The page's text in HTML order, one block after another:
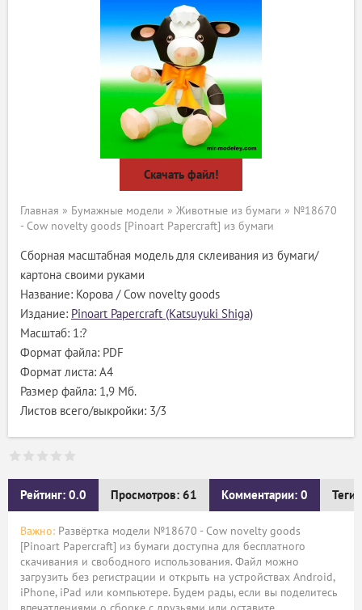
Скачать файл!
Главная » Бумажные модели » Животные из бумаги » №18670
- Cow novelty goods [Pinoart Papercraft] из бумаги
Сборная масштабная модель для склеивания из бумаги/
картона своими руками
Название: Корова / Cow novelty goods
Издание: Pinoart Papercraft (Katsuyuki Shiga)
Масштаб: 1:?
Формат файла: PDF
Формат листа: А4
Размер файла: 1,9 Мб.
Листов всего/выкройки: 3/3
Рейтинг: 0.0 Просмотров: 61 Комментарии: 0 Теги:
Важно: Развёртка модели №18670 - Cow novelty goods
[Pinoart Papercraft] из бумаги доступна для бесплатного
скачивания и свободного использования. Файл можно
загрузить без регистрации и открыть на устройствах Android,
iPhone, iPad или компьютере. Будем рады, если вы поделитесь